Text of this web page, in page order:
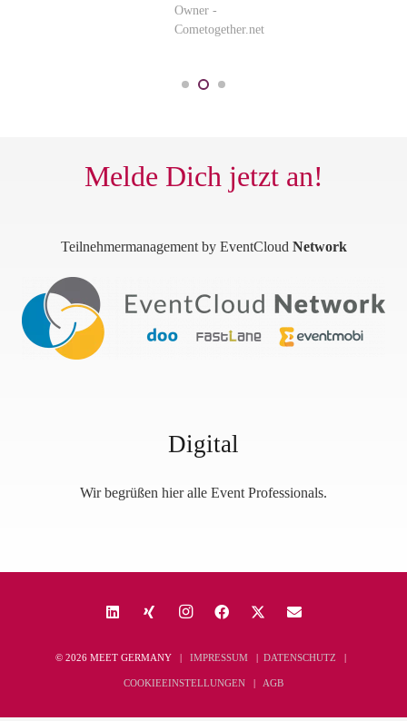
Owner -
Cometogether.net
Melde Dich jetzt an!
Teilnehmermanagement by EventCloud Network
Digital
Wir begrüßen hier alle Event Professionals.
© 2026 MEET GERMANY | IMPRESSUM | DATENSCHUTZ |
COOKIEEINSTELLUNGEN | AGB